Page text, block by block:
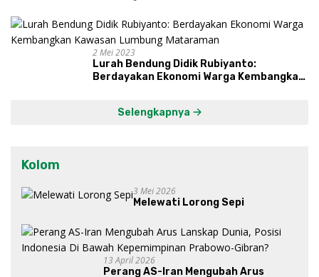
dan Syukuri Hasil
2 Mei 2023
Lurah Bendung Didik Rubiyanto:
Berdayakan Ekonomi Warga Kembangkan
Selengkapnya
Kolom
3 Mei 2026
Melewati Lorong Sepi
13 April 2026
Perang AS-Iran Mengubah Arus